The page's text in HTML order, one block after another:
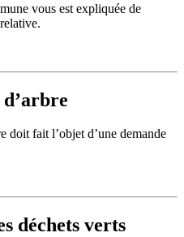
vous est expliquée de
d’arbre
doit fait l’objet d’une demande
déchets verts